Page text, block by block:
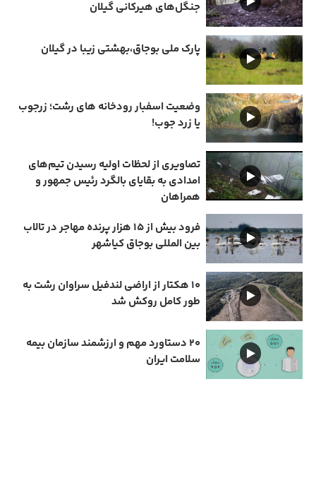
جنگل‌های هیرکانی گیلان
پارک ملی بوجاق،بهشتی زیبا در گیلان
وضعیت اسفبار رودخانه های رشت؛ زرجوب
یا زرد جوب!
تصاویری از لحظات اولیه رسیدن تیم‌های
امدادی به بقایای بالگرد رئیس جمهور و
همراهان
فرود بیش از ۱۵ هزار پرنده مهاجر در تالاب
بین المللی بوجاق کیاشهر
۱۰ هکتار از اراضی لندفیل سراوان رشت به
طور کامل روکش شد
۲۰ دستاورد مهم و ارزشمند سازمان بیمه
سلامت ایران